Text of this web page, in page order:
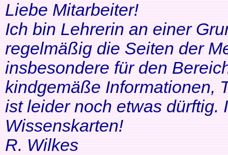
Liebe Mitarbeiter!
Ich bin Lehrerin an einer
regelmäßig die Seiten der
insbesondere für den
kindgemäße Informationen,
ist leider noch etwas dürftig.
Wissenskarten!
R. Wilkes